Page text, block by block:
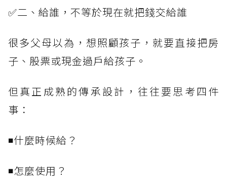
✅二、給誰，不等於現在就把錢交給誰
很多父母以為，想照顧孩子，就要直接把房
子、股票或現金過戶給孩子。
但真正成熟的傳承設計，往往要思考四件
事：
◾什麼時候給？
◾怎麼使用？